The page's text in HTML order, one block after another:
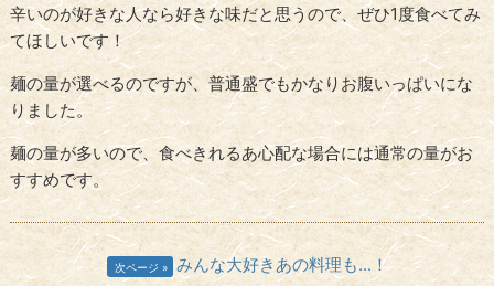
辛いのが好きな人なら好きな味だと思うので、ぜひ1度食べてみ
てほしいです！
麺の量が選べるのですが、普通盛でもかなりお腹いっぱいにな
りました。
麺の量が多いので、食べきれるあ心配な場合には通常の量がお
すすめです。
次ページ みんな大好きあの料理も...！